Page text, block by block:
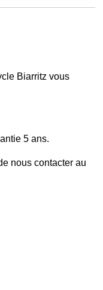
Biarritz vous
5 ans.
nous contacter au